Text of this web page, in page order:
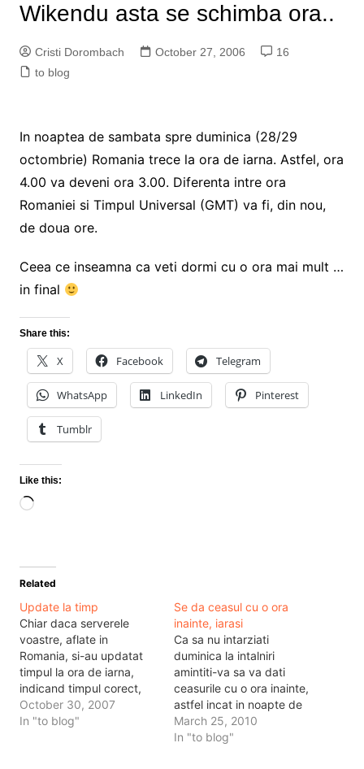
Wikendu asta se schimba ora..
Cristi Dorombach October 27, 2006
16
to blog
In noaptea de sambata spre duminica (28/29
octombrie) Romania trece la ora de iarna. Astfel, ora
4.00 va deveni ora 3.00. Diferenta intre ora
Romaniei si Timpul Universal (GMT) va fi, din nou,
de doua ore.
Ceea ce inseamna ca veti dormi cu o ora mai mult …
in final
Share this:
X Facebook Telegram
WhatsApp LinkedIn Pinterest
Tumblr
Like this:
Loading…
Related
Update la timp
Chiar daca serverele
voastre, aflate in
Romania, si-au updatat
timpul la ora de iarna,
indicand timpul corect,
blogul nu il indica. Pentru
asta in panoul de
October 30, 2007
In "to blog"
Se da ceasul cu o ora
inainte, iarasi
Ca sa nu intarziati
duminica la intalniri
amintiti-va sa va dati
ceasurile cu o ora inainte,
astfel incat in noapte de
sambata spre duminica
ora 3 va deveni ora 4.
March 25, 2010
In "to blog"